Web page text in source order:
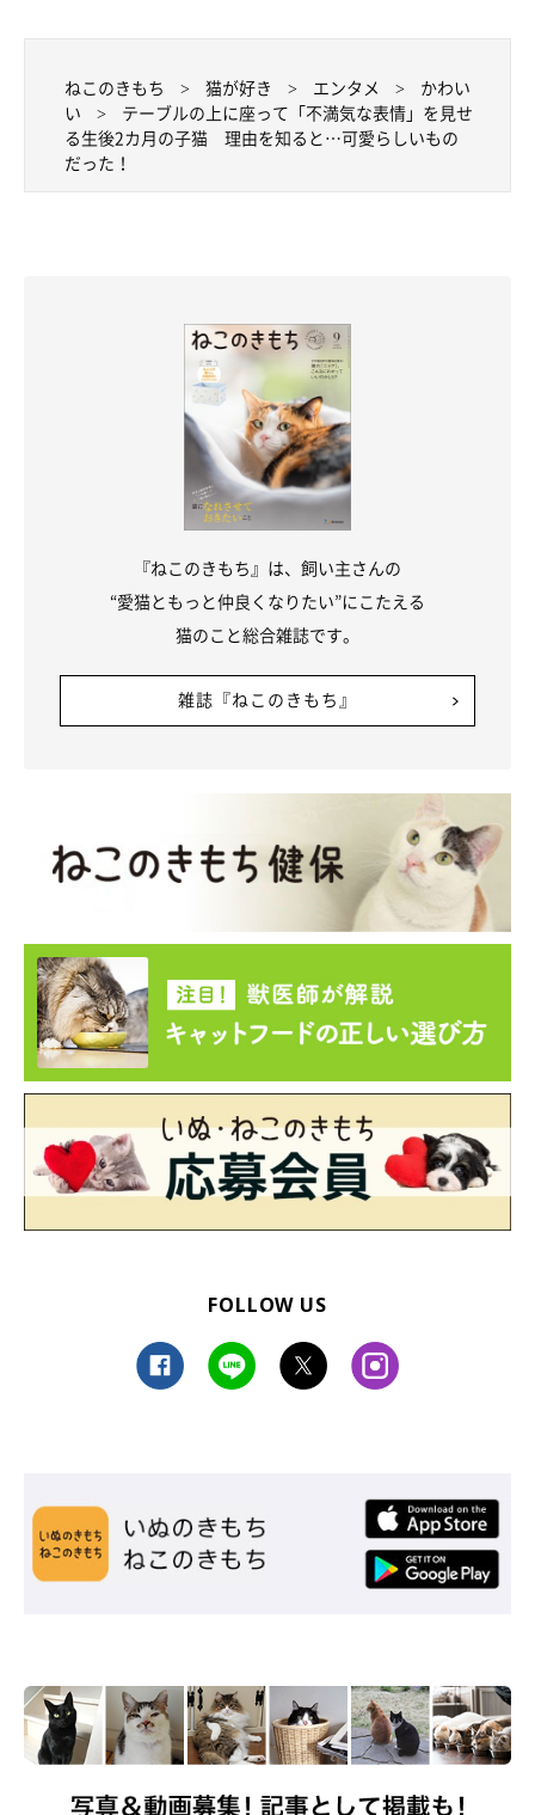
ねこのきもち 猫が好き エンタメ
かわい
い
テーブルの上に座って「不満気な表情」を見せ
る生後2カ月の子猫 理由を知ると…可愛らしいもの
だった！
『ねこのきもち』は、飼い主さんの
“愛猫ともっと仲良くなりたい”にこたえる
猫のこと総合雑誌です。
雑誌『ねこのきもち』
FOLLOW US